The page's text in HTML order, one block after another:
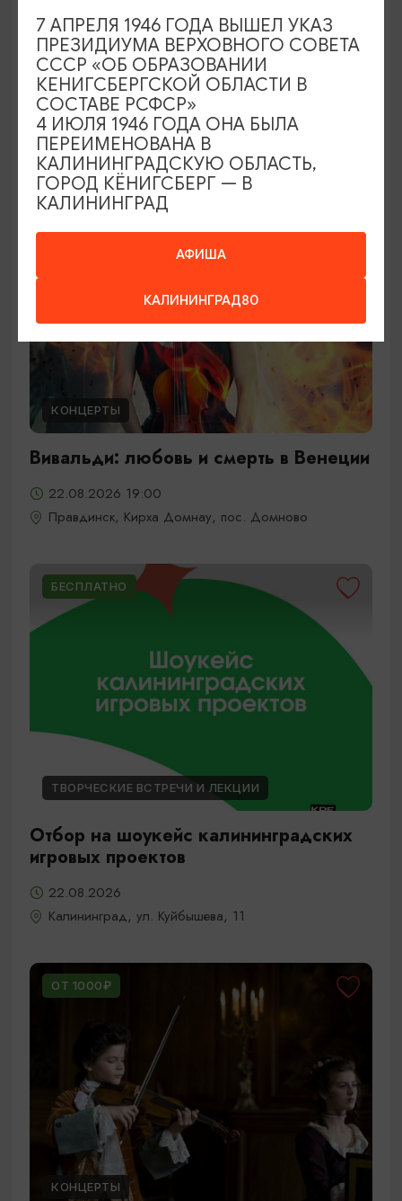
Концерт органной музыки: от Баха до
Queen («Квин»)
21.08.2026 - 26.08.2026, 19:00
Калининград, Калининградская областная
филармония им. Е.Ф. Светланова
ОТ 2500₽
КОНЦЕРТЫ
Вивальди: любовь и смерть в Венеции
22.08.2026 19:00
Правдинск, Кирха Домнау, пос. Домново
БЕСПЛАТНО
ТВОРЧЕСКИЕ ВСТРЕЧИ И ЛЕКЦИИ
Отбор на шоукейс калининградских
игровых проектов
22.08.2026
Калининград, ул. Куйбышева, 11
ОТ 1000₽
КОНЦЕРТЫ
АФИША
КАЛИНИНГРАД80
7 АПРЕЛЯ 1946 ГОДА ВЫШЕЛ УКАЗ
ПРЕЗИДИУМА ВЕРХОВНОГО СОВЕТА
СССР «ОБ ОБРАЗОВАНИИ
КЕНИГСБЕРГСКОЙ ОБЛАСТИ В
СОСТАВЕ РСФСР»
4 ИЮЛЯ 1946 ГОДА ОНА БЫЛА
ПЕРЕИМЕНОВАНА В
КАЛИНИНГРАДСКУЮ ОБЛАСТЬ,
ГОРОД КЁНИГСБЕРГ — В
КАЛИНИНГРАД